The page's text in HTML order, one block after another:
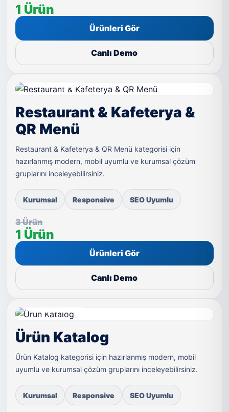
1 Ürün
Ürünleri Gör
Canlı Demo
Restaurant & Kafeterya &
QR Menü
Restaurant & Kafeterya & QR Menü kategorisi için
hazırlanmış modern, mobil uyumlu ve kurumsal çözüm
gruplarını inceleyebilirsiniz.
Kurumsal Responsive SEO Uyumlu
3 Ürün
1 Ürün
Ürünleri Gör
Canlı Demo
Ürün Katalog
Ürün Katalog kategorisi için hazırlanmış modern, mobil
uyumlu ve kurumsal çözüm gruplarını inceleyebilirsiniz.
Kurumsal Responsive SEO Uyumlu